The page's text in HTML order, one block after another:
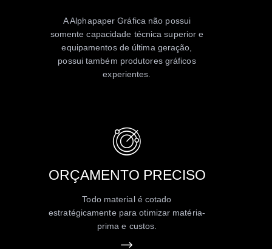
A Alphapaper Gráfica não possui
somente capacidade técnica superior e
equipamentos de última geração,
possui também produtores gráficos
experientes.
ORÇAMENTO PRECISO
Todo material é cotado
estratégicamente para otimizar matéria-
prima e custos.